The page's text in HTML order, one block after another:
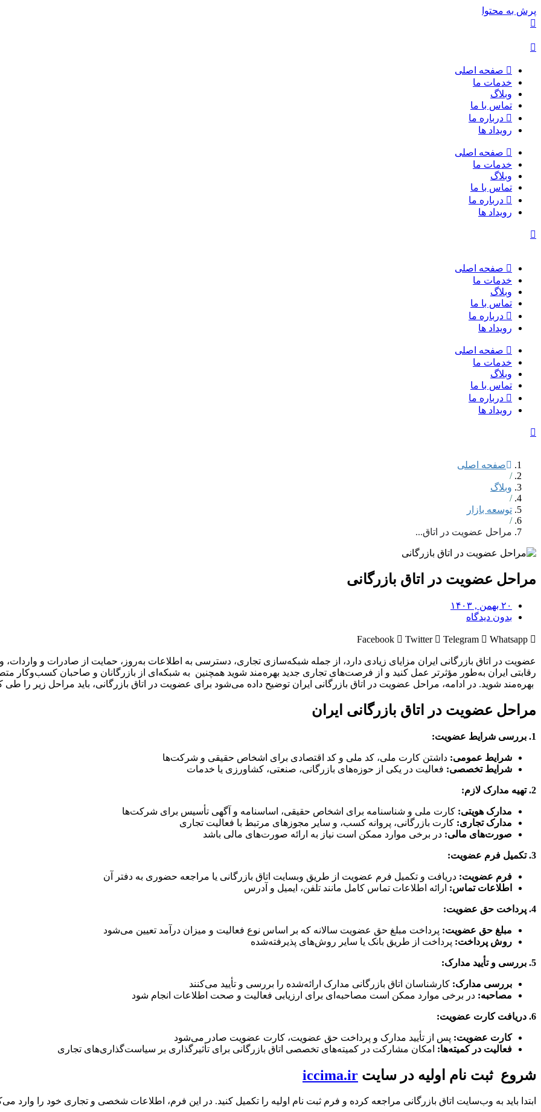
پرش به محتوا
صفحه اصلی
خدمات ما
وبلاگ
تماس با ما
درباره ما
رویداد ها
صفحه اصلی
خدمات ما
وبلاگ
تماس با ما
درباره ما
رویداد ها
صفحه اصلی
خدمات ما
وبلاگ
تماس با ما
درباره ما
رویداد ها
صفحه اصلی
خدمات ما
وبلاگ
تماس با ما
درباره ما
رویداد ها
صفحه اصلی
/
وبلاگ
/
توسعه بازار
/
مراحل عضویت در اتاق...
مراحل عضویت در اتاق بازرگانی
۲۰ بهمن , ۱۴۰۳
بدون دیدگاه
Facebook Twitter Telegram Whatsapp
عضویت در اتاق بازرگانی ایران مزایای زیادی دارد، از جمله شبکه‌سازی تجاری، دسترسی به اطلاعات به‌روز، حمایت از صادرات و واردات،
رقابتی ایران به‌طور مؤثرتر عمل کنید و از فرصت‌های تجاری جدید بهره‌مند شوید همچنین به شبکه‌ای از بازرگانان و صاحبان کسب‌وکار
بهره‌مند شوید. در ادامه، مراحل عضویت در اتاق بازرگانی ایران توضیح داده می‌شود برای عضویت در اتاق بازرگانی، باید مراحل زیر را طی
مراحل عضویت در اتاق بازرگانی ایران
1. بررسی شرایط عضویت:
شرایط عمومی: داشتن کارت ملی، کد ملی و کد اقتصادی برای اشخاص حقیقی و شرکت‌ها
شرایط تخصصی: فعالیت در یکی از حوزه‌های بازرگانی، صنعتی، کشاورزی یا خدمات
2. تهیه مدارک لازم:
مدارک هویتی: کارت ملی و شناسنامه برای اشخاص حقیقی، اساسنامه و آگهی تأسیس برای شرکت‌ها
مدارک تجاری: کارت بازرگانی، پروانه کسب، و سایر مجوزهای مرتبط با فعالیت تجاری
صورت‌های مالی: در برخی موارد ممکن است نیاز به ارائه صورت‌های مالی باشد
3. تکمیل فرم عضویت:
فرم عضویت: دریافت و تکمیل فرم عضویت از طریق وبسایت اتاق بازرگانی یا مراجعه حضوری به دفتر آن
اطلاعات تماس: ارائه اطلاعات تماس کامل مانند تلفن، ایمیل و آدرس
4. پرداخت حق عضویت:
مبلغ حق عضویت: پرداخت مبلغ حق عضویت سالانه که بر اساس نوع فعالیت و میزان درآمد تعیین می‌شود
روش پرداخت: پرداخت از طریق بانک یا سایر روش‌های پذیرفته‌شده
5. بررسی و تأیید مدارک:
بررسی مدارک: کارشناسان اتاق بازرگانی مدارک ارائه‌شده را بررسی و تأیید می‌کنند
مصاحبه: در برخی موارد ممکن است مصاحبه‌ای برای ارزیابی فعالیت و صحت اطلاعات انجام شود
6. دریافت کارت عضویت:
کارت عضویت: پس از تأیید مدارک و پرداخت حق عضویت، کارت عضویت صادر می‌شود
فعالیت در کمیته‌ها: امکان مشارکت در کمیته‌های تخصصی اتاق بازرگانی برای تأثیرگذاری بر سیاست‌گذاری‌های تجاری
شروع ثبت نام اولیه در سایت iccima.ir
ابتدا باید به وب‌سایت اتاق بازرگانی مراجعه کرده و فرم ثبت نام اولیه را تکمیل کنید. در این فرم، اطلاعات شخصی و تجاری خود را وارد